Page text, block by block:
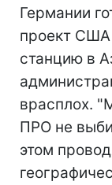
Германии
проект
станцию в
врасплох.
ПРО не
этом